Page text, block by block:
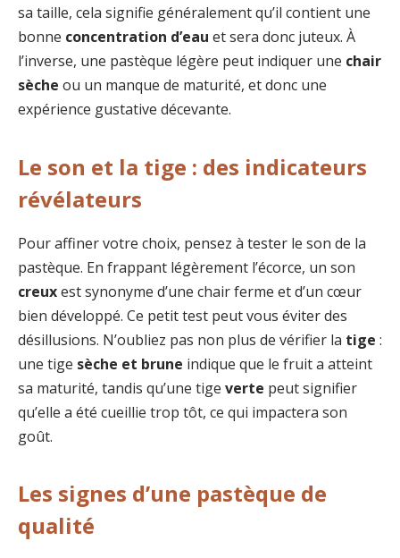
sa taille, cela signifie généralement qu’il contient une
bonne concentration d’eau et sera donc juteux. À
l’inverse, une pastèque légère peut indiquer une chair
sèche ou un manque de maturité, et donc une
expérience gustative décevante.
Le son et la tige : des indicateurs
révélateurs
Pour affiner votre choix, pensez à tester le son de la
pastèque. En frappant légèrement l’écorce, un son
creuxest synonyme d’une chair ferme et d’un cœur
bien développé. Ce petit test peut vous éviter des
désillusions. N’oubliez pas non plus de vérifier la tige :
une tige sèche et brune indique que le fruit a atteint
sa maturité, tandis qu’une tige verte peut signifier
qu’elle a été cueillie trop tôt, ce qui impactera son
goût.
Les signes d’une pastèque de
qualité